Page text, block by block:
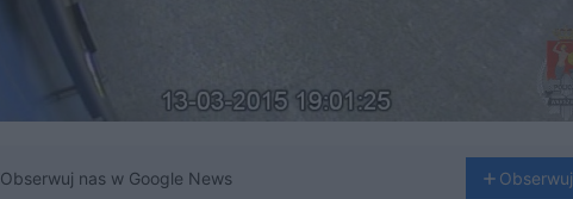
Obserwuj nas w Google News Obserwuj